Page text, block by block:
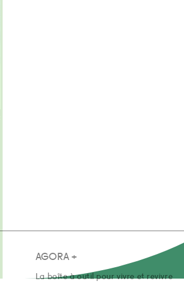
AGORA +
La boîte à outil pour vivre et revivre